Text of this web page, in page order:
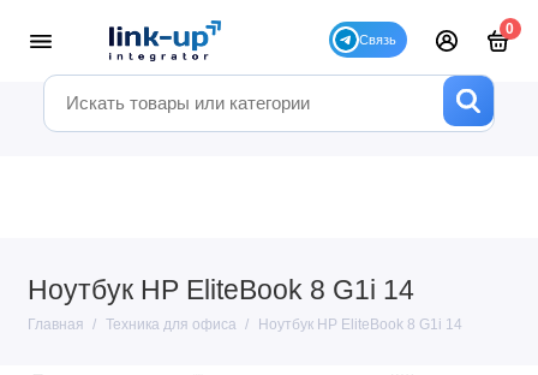
0
Ноутбук HP EliteBook 8 G1i 14
Главная Техника для офиса Ноутбук HP EliteBook 8 G1i 14